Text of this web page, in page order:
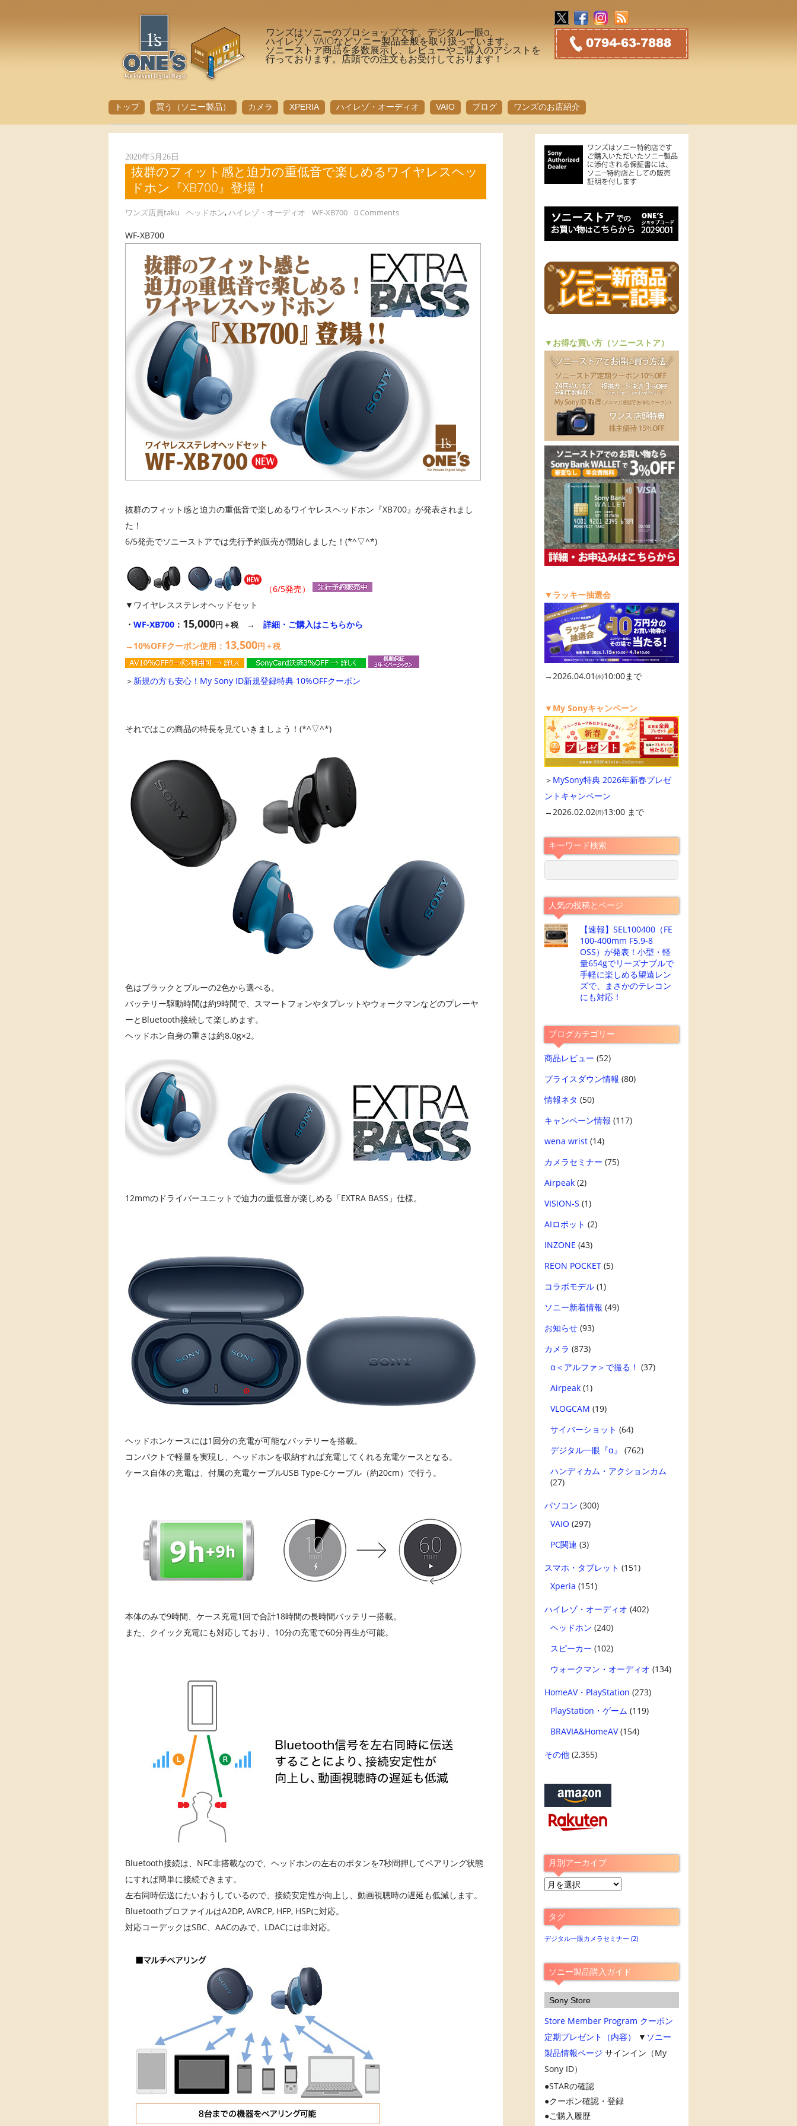
ワンズはソニーのプロショップです。デジタル一眼α、
ハイレゾ、VAIOなどソニー製品全般を取り扱っています。
ソニーストア商品を多数展示し、レビューやご購入のアシストを
行っております。店頭での注文もお受けしております！
トップ 買う（ソニー製品） カメラ XPERIA ハイレゾ・オーディオ VAIO ブログ ワンズのお店紹介
2020年5月26日
抜群のフィット感と迫力の重低音で楽しめるワイヤレスヘッ
ドホン『XB700』登場！
ワンズ店員taku ヘッドホン,ハイレゾ・オーディオ WF-XB700 0 Comments
WF-XB700
抜群のフィット感と迫力の重低音で楽しめるワイヤレスヘッドホン『XB700』が発表されまし
た！
6/5発売でソニーストアでは先行予約販売が開始しました！(*^▽^*)
（6/5発売）
▼ワイヤレスステレオヘッドセット
・ WF-XB700： 15,000円＋税→ 詳細・ご購入はこちらから
→10%OFFクーポン使用： 13,500円＋税
＞ 新規の方も安心！My Sony ID新規登録特典 10%OFFクーポン
それではこの商品の特長を見ていきましょう！(*^▽^*)
色はブラックとブルーの2色から選べる。
バッテリー駆動時間は約9時間で、スマートフォンやタブレットやウォークマンなどのプレーヤ
ーとBluetooth接続して楽しめます。
ヘッドホン自身の重さは約8.0g×2。
12mmのドライバーユニットで迫力の重低音が楽しめる「EXTRA BASS」仕様。
ヘッドホンケースには1回分の充電が可能なバッテリーを搭載。
コンパクトで軽量を実現し、ヘッドホンを収納すれば充電してくれる充電ケースとなる。
ケース自体の充電は、付属の充電ケーブルUSB Type-Cケーブル（約20cm）で行う。
本体のみで9時間、ケース充電1回で合計18時間の長時間バッテリー搭載。
また、クイック充電にも対応しており、10分の充電で60分再生が可能。
Bluetooth接続は、NFC非搭載なので、ヘッドホンの左右のボタンを7秒間押してペアリング状態
にすれば簡単に接続できます。
左右同時伝送にたいおうしているので、接続安定性が向上し、動画視聴時の遅延も低減します。
BluetoothプロファイルはA2DP, AVRCP, HFP, HSPに対応。
対応コーデックはSBC、AACのみで、LDACには非対応。
▼お得な買い方（ソニーストア）
▼ラッキー抽選会
→2026.04.01㈬10:00まで
▼My Sonyキャンペーン
＞ MySony特典 2026年新春プレゼ
ントキャンペーン
→2026.02.02㈪13:00 まで
キーワード検索
人気の投稿とページ
【速報】SEL100400（FE
100-400mm F5.9-8
OSS）が発表！小型・軽
量654gでリーズナブルで
手軽に楽しめる望遠レン
ズで、まさかのテレコン
にも対応！
ブログカテゴリー
商品レビュー (52)
プライスダウン情報 (80)
情報ネタ (50)
キャンペーン情報 (117)
wena wrist(14)
カメラセミナー (75)
Airpeak(2)
VISION-S (1)
AIロボット (2)
INZONE (43)
REON POCKET(5)
コラボモデル(1)
ソニー新着情報 (49)
お知らせ(93)
カメラ (873)
α＜アルファ＞で撮る！ (37)
Airpeak(1)
VLOGCAM (19)
サイバーショット (64)
デジタル一眼『α』
(762)
ハンディカム・アクションカム
(27)
パソコン (300)
VAIO (297)
PC関連 (3)
スマホ・タブレット (151)
Xperia (151)
ハイレゾ・オーディオ (402)
ヘッドホン (240)
スピーカー (102)
ウォークマン・オーディオ (134)
HomeAV・PlayStation (273)
PlayStation・ゲーム (119)
BRAVIA&HomeAV(154)
その他(2,355)
月別アーカイブ
月
ア
ー
カ
ブ
タグ
デジタル一眼カメラセミナー (2)
ソニー製品購入ガイド
Sony Store
Store Member Program クーポン
定期プレゼント（内容）
▼ ソニー
製品情報ページ サインイン（My
Sony ID）
STARの確認
クーポン確認・登録
ご購入履歴